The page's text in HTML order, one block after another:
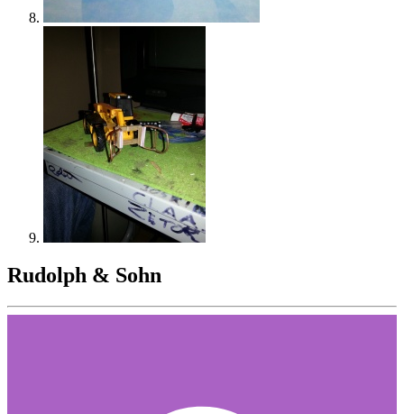
Rudolph & Sohn